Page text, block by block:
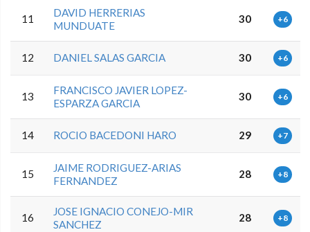
11
DAVID HERRERIAS
MUNDUATE
30 +6
12 DANIEL SALAS GARCIA 30 +6
13
FRANCISCO JAVIER LOPEZ-
ESPARZA GARCIA
30 +6
14 ROCIO BACEDONI HARO 29 +7
15
JAIME RODRIGUEZ-ARIAS
FERNANDEZ
28 +8
16
JOSE IGNACIO CONEJO-MIR
SANCHEZ
28 +8